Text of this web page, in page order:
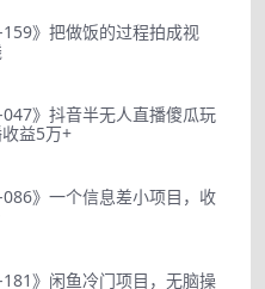
159》把做饭的过程拍成视
047》抖音半无人直播傻瓜玩
益5万+
086》一个信息差小项目，收
181》闲鱼冷门项目，无脑操